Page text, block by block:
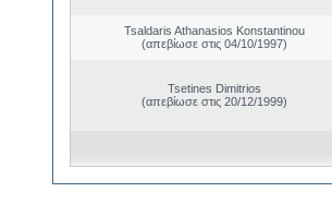
Tsaldaris Athanasios Konstantinou
(απεβίωσε στις 04/10/1997)
Tsetines Dimitrios
(απεβίωσε στις 20/12/1999)